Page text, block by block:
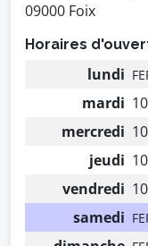
09000 Foix
Horaires
lundi
mardi
mercredi
jeudi
vendredi
samedi